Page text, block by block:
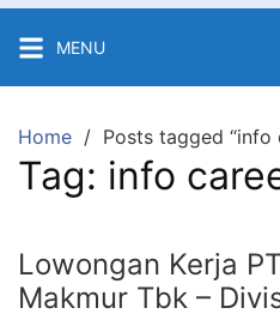
MENU
Home Posts tagged “info
Tag: info
Lowongan Kerja
Makmur Tbk –